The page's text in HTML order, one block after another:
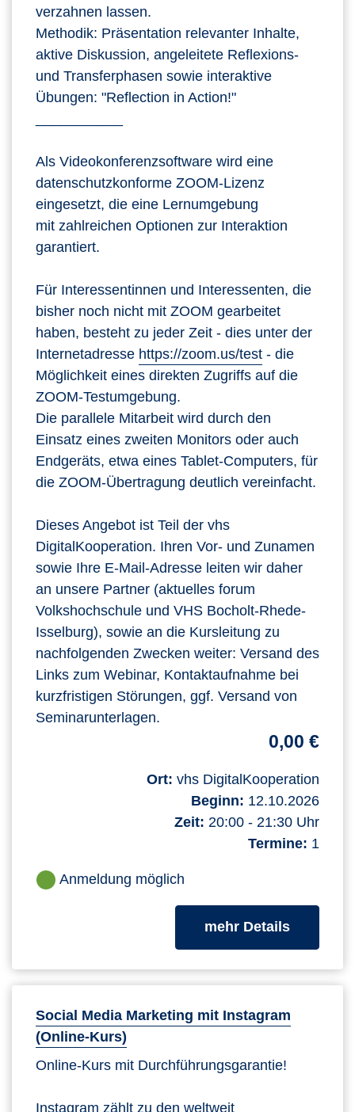
verzahnen lassen.
Methodik: Präsentation relevanter Inhalte,
aktive Diskussion, angeleitete Reflexions-
und Transferphasen sowie interaktive
Übungen: "Reflection in Action!"
Als Videokonferenzsoftware wird eine
datenschutzkonforme ZOOM-Lizenz
eingesetzt, die eine Lernumgebung
mit zahlreichen Optionen zur Interaktion
garantiert.
Für Interessentinnen und Interessenten, die
bisher noch nicht mit ZOOM gearbeitet
haben, besteht zu jeder Zeit - dies unter der
Internetadresse https://zoom.us/test - die
Möglichkeit eines direkten Zugriffs auf die
ZOOM-Testumgebung.
Die parallele Mitarbeit wird durch den
Einsatz eines zweiten Monitors oder auch
Endgeräts, etwa eines Tablet-Computers, für
die ZOOM-Übertragung deutlich vereinfacht.
Dieses Angebot ist Teil der vhs
DigitalKooperation. Ihren Vor- und Zunamen
sowie Ihre E-Mail-Adresse leiten wir daher
an unsere Partner (aktuelles forum
Volkshochschule und VHS Bocholt-Rhede-
Isselburg), sowie an die Kursleitung zu
nachfolgenden Zwecken weiter: Versand des
Links zum Webinar, Kontaktaufnahme bei
kurzfristigen Störungen, ggf. Versand von
Seminarunterlagen.
0,00 €
Ort: vhs DigitalKooperation
Beginn: 12.10.2026
Zeit: 20:00 - 21:30 Uhr
Termine: 1
Anmeldung möglich
mehr Detailszum
Social Media Marketing mit Instagram
(Online-Kurs)
Online-Kurs mit Durchführungsgarantie!
Instagram zählt zu den weltweit